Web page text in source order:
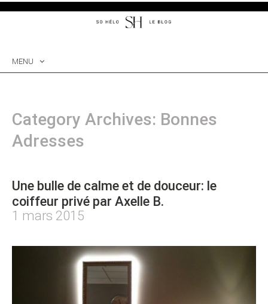
MENU
Category Archives: Bonnes
Adresses
Une bulle de calme et de douceur: le
coiffeur privé par Axelle B.
1 mars 2015